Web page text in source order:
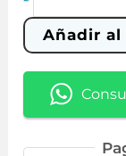
cantidad
Añadir